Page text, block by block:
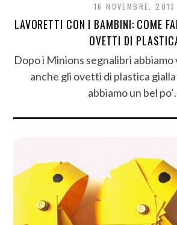
16 NOVEMBRE, 2013
LAVORETTI CON I BAMBINI: COME
OVETTI DI
Dopo i Minions segnalibri
anche gli ovetti di plastica
abbiamo un bel